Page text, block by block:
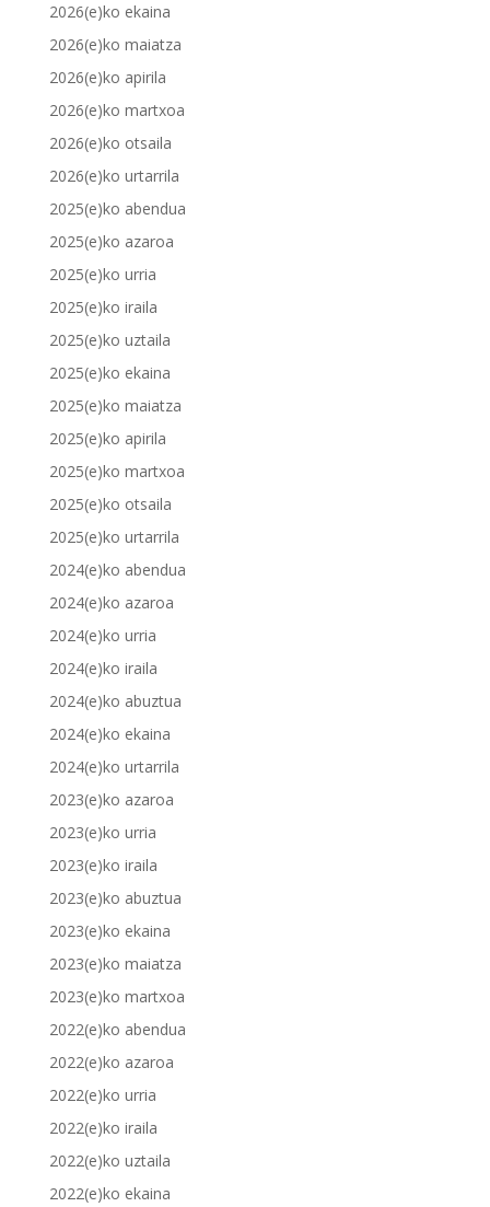
2026(e)ko ekaina
2026(e)ko maiatza
2026(e)ko apirila
2026(e)ko martxoa
2026(e)ko otsaila
2026(e)ko urtarrila
2025(e)ko abendua
2025(e)ko azaroa
2025(e)ko urria
2025(e)ko iraila
2025(e)ko uztaila
2025(e)ko ekaina
2025(e)ko maiatza
2025(e)ko apirila
2025(e)ko martxoa
2025(e)ko otsaila
2025(e)ko urtarrila
2024(e)ko abendua
2024(e)ko azaroa
2024(e)ko urria
2024(e)ko iraila
2024(e)ko abuztua
2024(e)ko ekaina
2024(e)ko urtarrila
2023(e)ko azaroa
2023(e)ko urria
2023(e)ko iraila
2023(e)ko abuztua
2023(e)ko ekaina
2023(e)ko maiatza
2023(e)ko martxoa
2022(e)ko abendua
2022(e)ko azaroa
2022(e)ko urria
2022(e)ko iraila
2022(e)ko uztaila
2022(e)ko ekaina